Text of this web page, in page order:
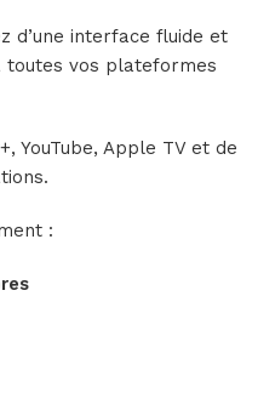
d’une interface fluide et
toutes vos plateformes
YouTube, Apple TV et de
: